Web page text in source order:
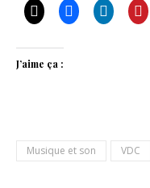
J’aime ça :
Musique et son VDC